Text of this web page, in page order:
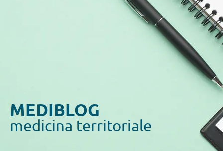
MEDIBLOG
medicina territoriale